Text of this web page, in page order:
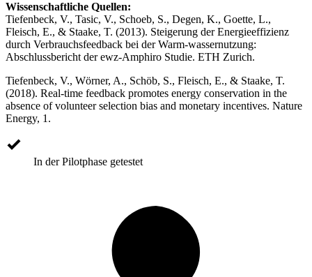
Wissenschaftliche Quellen:
Tiefenbeck, V., Tasic, V., Schoeb, S., Degen, K., Goette, L.,
Fleisch, E., & Staake, T. (2013). Steigerung der Energieeffizienz
durch Verbrauchsfeedback bei der Warm-wassernutzung:
Abschlussbericht der ewz-Amphiro Studie. ETH Zurich.
Tiefenbeck, V., Wörner, A., Schöb, S., Fleisch, E., & Staake, T.
(2018). Real-time feedback promotes energy conservation in the
absence of volunteer selection bias and monetary incentives. Nature
Energy, 1.
In der Pilotphase getestet